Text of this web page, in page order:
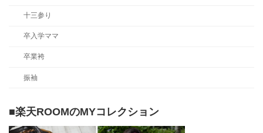
十三参り
卒入学ママ
卒業袴
振袖
■楽天ROOMのMYコレクション